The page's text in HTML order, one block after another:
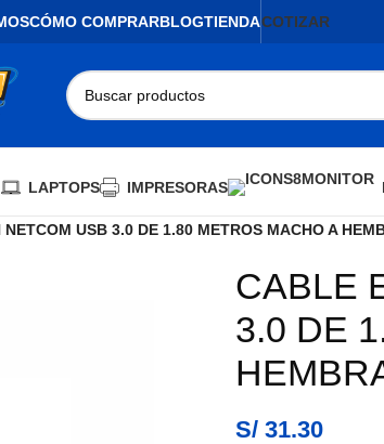
CÓMO COMPRARBLOGTIENDACOTIZAR
LAPTOPS IMPRESORAS
USB 3.0 DE 1.80 METROS MACHO A
CABLE
3.0 DE
S/31.30